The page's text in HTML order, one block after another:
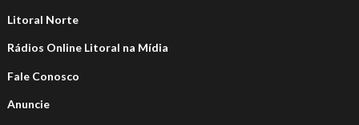
Litoral Norte
Rádios Online Litoral na Mídia
Fale Conosco
Anuncie